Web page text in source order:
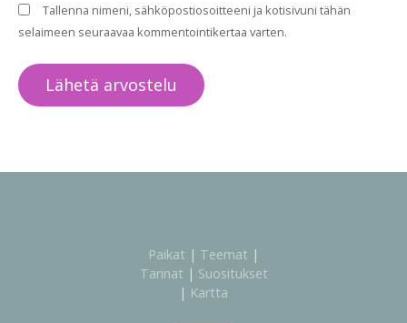
Tallenna nimeni, sähköpostiosoitteeni ja kotisivuni tähän
selaimeen seuraavaa kommentointikertaa varten.
Paikat | Teemat |
Tarinat | Suositukset
| Kartta